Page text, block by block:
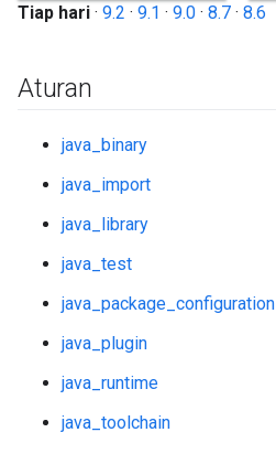
Tiap hari · 9.2 · 9.1 · 9.0 · 8.7 · 8.6
Aturan
java_binary
java_import
java_library
java_test
java_package_configuration
java_plugin
java_runtime
java_toolchain